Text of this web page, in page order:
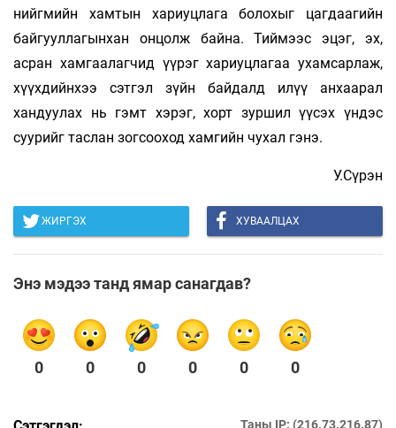
нийгмийн хамтын хариуцлага болохыг цагдаагийн
байгууллагынхан онцолж байна. Тиймээс эцэг, эх,
асран хамгаалагчид үүрэг хариуцлагаа ухамсарлаж,
хүүхдийнхээ сэтгэл зүйн байдалд илүү анхаарал
хандуулах нь гэмт хэрэг, хорт зуршил үүсэх үндэс
суурийг таслан зогсооход хамгийн чухал гэнэ.
У.Сүрэн
ЖИРГЭХ ХУВААЛЦАХ
Энэ мэдээ танд ямар санагдав?
0 0 0 0 0 0
Таны IP: (216.73.216.87)